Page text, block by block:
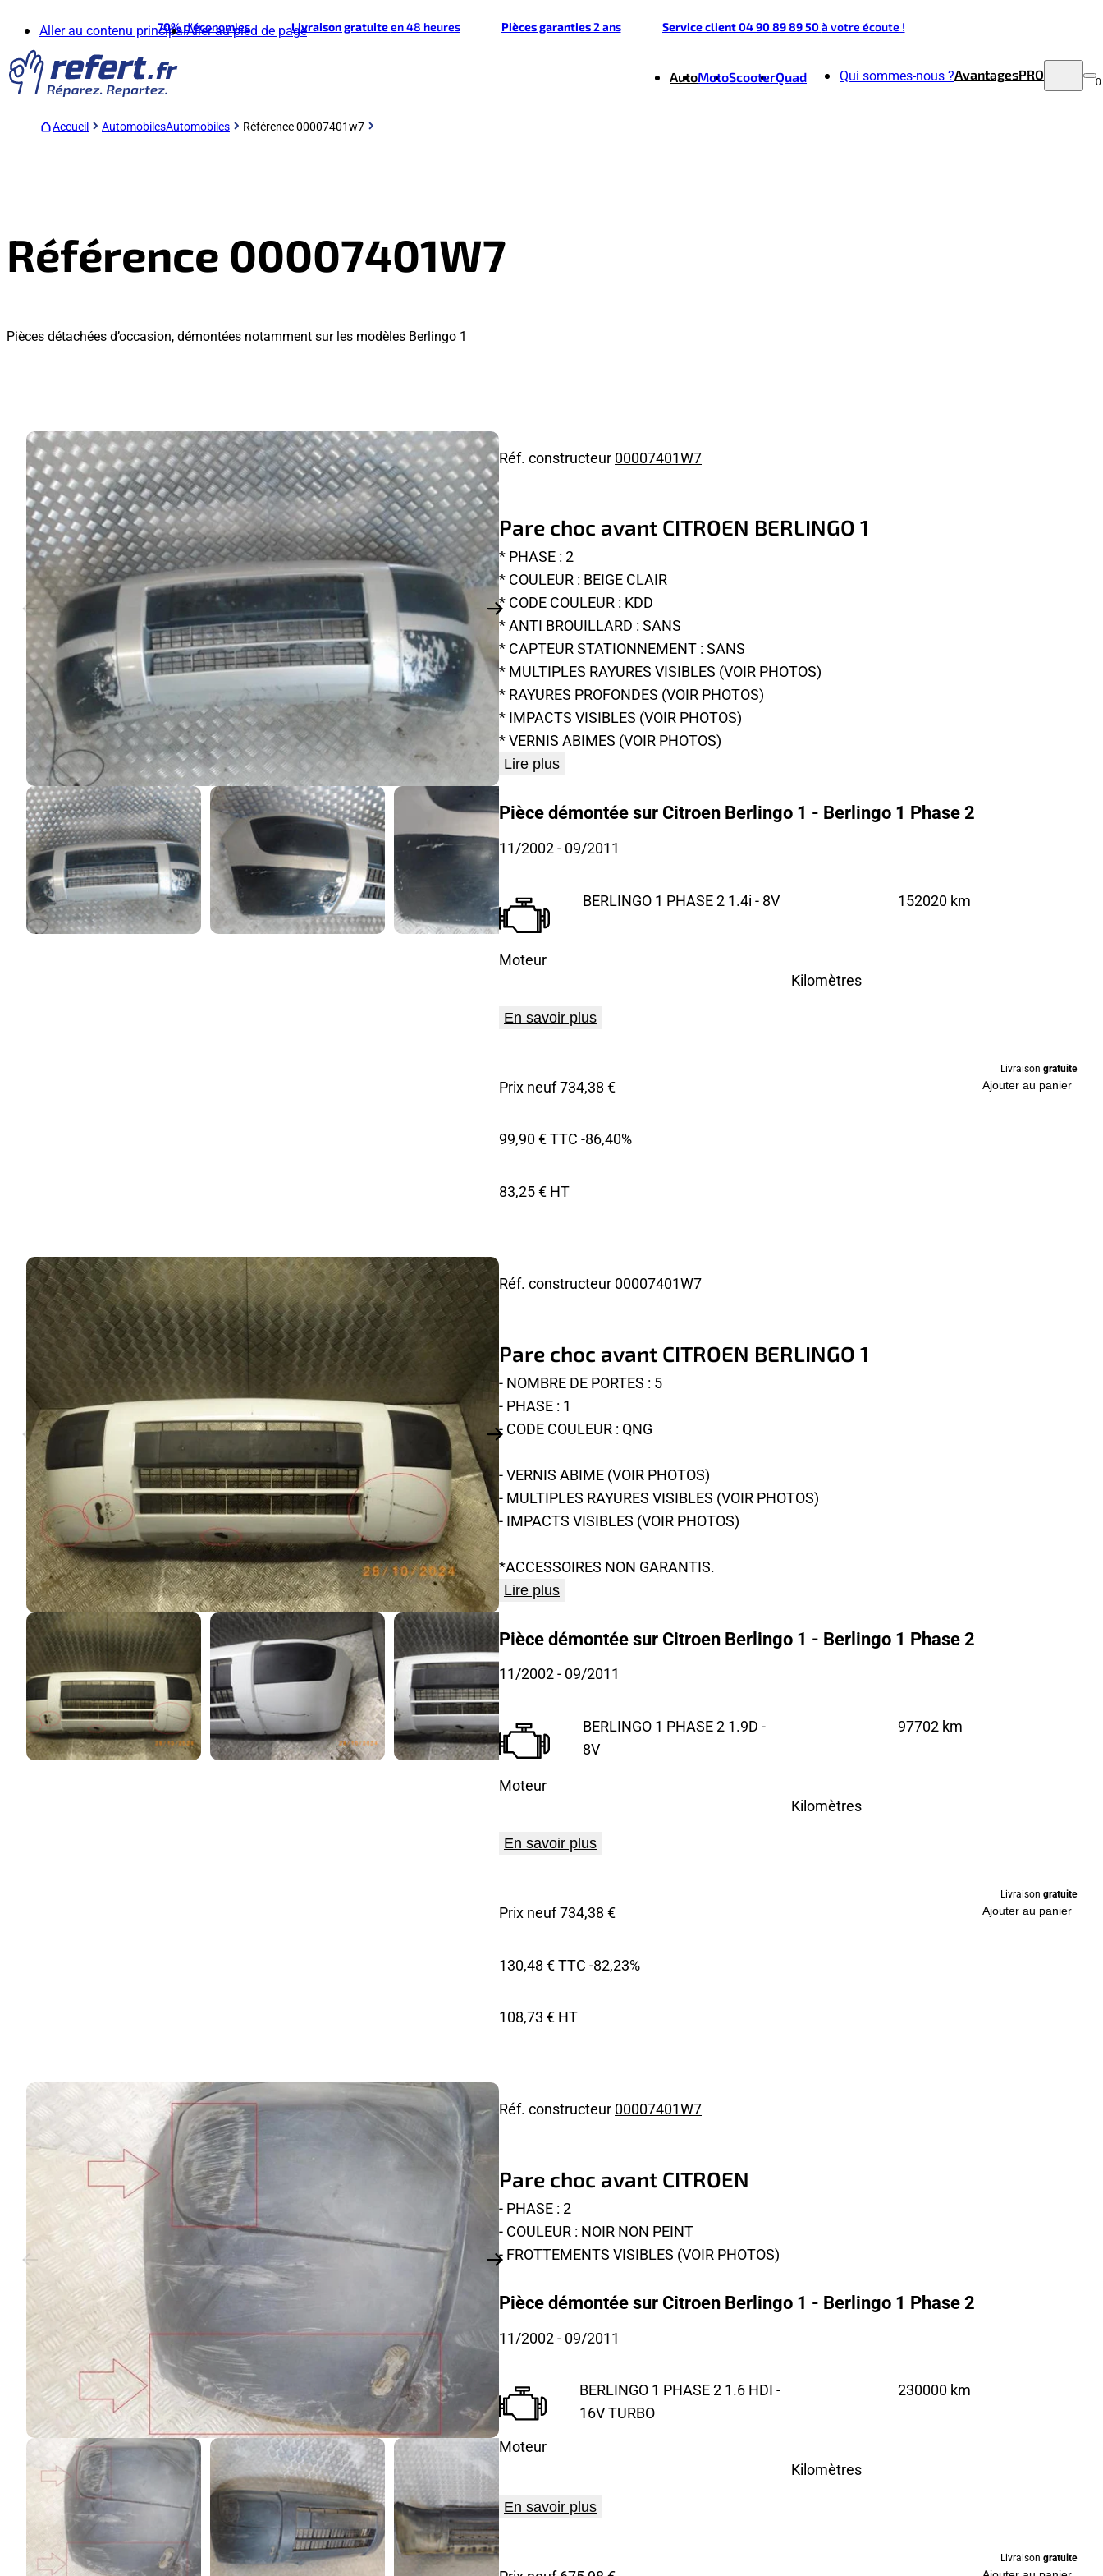
Aller au contenu principalAller au pied de page
70%d'économies Livraison gratuiteen 48 heures Pièces garanties2 ans Service client 04 90 89 89 50à votre écoute !
AutoMotoScooterQuad Qui sommes-nous ?AvantagesPRO 0
Accueil AutomobilesAutomobiles Référence 00007401w7
Référence 00007401W7
Pièces détachées d’occasion, démontées notamment sur les modèles Berlingo 1
Réf. constructeur 00007401W7
Pare choc avant CITROEN BERLINGO 1
* PHASE : 2
* COULEUR : BEIGE CLAIR
* CODE COULEUR : KDD
* ANTI BROUILLARD : SANS
* CAPTEUR STATIONNEMENT : SANS
* MULTIPLES RAYURES VISIBLES (VOIR PHOTOS)
* RAYURES PROFONDES (VOIR PHOTOS)
* IMPACTS VISIBLES (VOIR PHOTOS)
* VERNIS ABIMES (VOIR PHOTOS)
Lire plus
Pièce démontée sur Citroen Berlingo 1 - Berlingo 1 Phase 2
11/2002- 09/2011
Moteur
BERLINGO 1 PHASE 2 1.4i - 8V
Kilomètres
152020 km
En savoir plus
Prix neuf 734,38 €
99,90 € TTC -86,40%
83,25 € HT
Livraison gratuite
Ajouter au panier
Réf. constructeur 00007401W7
Pare choc avant CITROEN BERLINGO 1
- NOMBRE DE PORTES : 5
- PHASE : 1
- CODE COULEUR : QNG
- VERNIS ABIME (VOIR PHOTOS)
- MULTIPLES RAYURES VISIBLES (VOIR PHOTOS)
- IMPACTS VISIBLES (VOIR PHOTOS)
*ACCESSOIRES NON GARANTIS.
Lire plus
Pièce démontée sur Citroen Berlingo 1 - Berlingo 1 Phase 2
11/2002- 09/2011
Moteur
BERLINGO 1 PHASE 2 1.9D -
8V
Kilomètres
97702 km
En savoir plus
Prix neuf 734,38 €
130,48 € TTC -82,23%
108,73 € HT
Livraison gratuite
Ajouter au panier
Réf. constructeur 00007401W7
Pare choc avant CITROEN
- PHASE : 2
- COULEUR : NOIR NON PEINT
- FROTTEMENTS VISIBLES (VOIR PHOTOS)
Pièce démontée sur Citroen Berlingo 1 - Berlingo 1 Phase 2
11/2002- 09/2011
Moteur
BERLINGO 1 PHASE 2 1.6 HDI -
16V TURBO
Kilomètres
230000 km
En savoir plus
Livraison gratuite